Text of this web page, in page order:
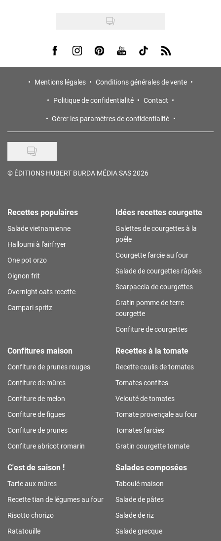
Visit us on Facebook
Visit us on Instagram
Visit us on Pinterest
Visit us on Youtube
Visit us on Tiktok
Visit us on Rss
Mentions légales
Conditions générales de vente
Politique de confidentialité
Contact
Gérer les paramètres de confidentialité
© ÉDITIONS HUBERT BURDA MÉDIA SAS 2026
Recettes populaires
Salade vietnamienne
Halloumi à l'airfryer
One pot orzo
Oignon frit
Overnight oats recette
Campari spritz
Idées recettes courgette
Galettes de courgettes à la
poêle
Courgette farcie au four
Salade de courgettes râpées
Scarpaccia de courgettes
Gratin pomme de terre
courgette
Confiture de courgettes
Confitures maison
Confiture de prunes rouges
Confiture de mûres
Confiture de melon
Confiture de figues
Confiture de prunes
Confiture abricot romarin
Recettes à la tomate
Recette coulis de tomates
Tomates confites
Velouté de tomates
Tomate provençale au four
Tomates farcies
Gratin courgette tomate
C'est de saison !
Tarte aux mûres
Recette tian de légumes au four
Risotto chorizo
Ratatouille
Salades composées
Taboulé maison
Salade de pâtes
Salade de riz
Salade grecque